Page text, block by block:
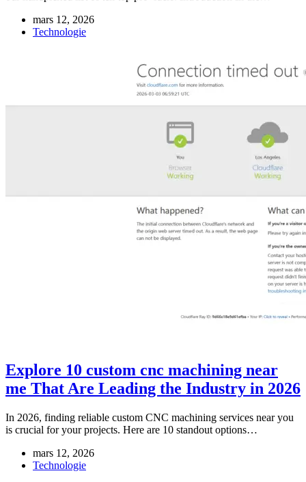
mars 12, 2026
Technologie
Explore 10 custom cnc machining near
me That Are Leading the Industry in 2026
In 2026, finding reliable custom CNC machining services near you
is crucial for your projects. Here are 10 standout options…
mars 12, 2026
Technologie